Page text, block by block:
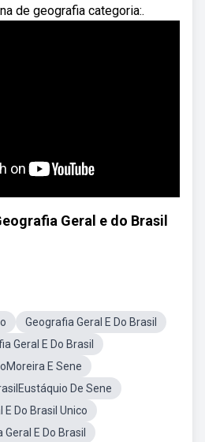
de geografia categoria:.
Geral e do Brasil
Geografia Geral E Do Brasil
Geral E Do Brasil
E Sene
De Sene
E Do Brasil Unico
E Do Brasil